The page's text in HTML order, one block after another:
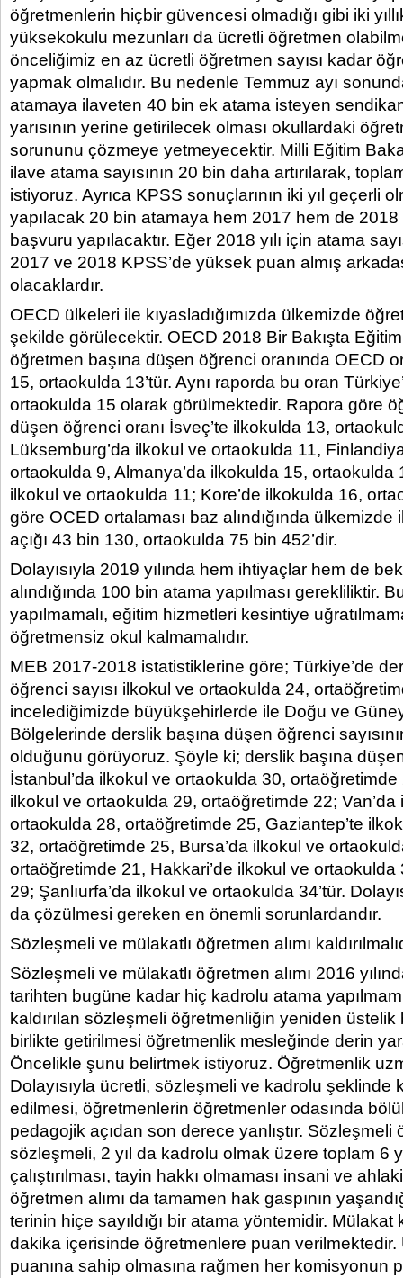
öğretmenlerin hiçbir güvencesi olmadığı gibi iki
yüksekokulu mezunları da ücretli öğretmen
önceliğimiz en az ücretli öğretmen sayısı kadar
yapmak olmalıdır. Bu nedenle Temmuz ayı
atamaya ilaveten 40 bin ek atama isteyen
yarısının yerine getirilecek olması okullardaki
sorununu çözmeye yetmeyecektir. Milli Eğitim
ilave atama sayısının 20 bin daha artırılarak,
istiyoruz. Ayrıca KPSS sonuçlarının iki yıl geçerli
yapılacak 20 bin atamaya hem 2017 hem de 2018
başvuru yapılacaktır. Eğer 2018 yılı için atama
2017 ve 2018 KPSS’de yüksek puan almış
olacaklardır.
OECD ülkeleri ile kıyasladığımızda ülkemizde
şekilde görülecektir. OECD 2018 Bir Bakışta
öğretmen başına düşen öğrenci oranında OECD
15, ortaokulda 13’tür. Aynı raporda bu oran
ortaokulda 15 olarak görülmektedir. Rapora göre
düşen öğrenci oranı İsveç’te ilkokulda 13,
Lüksemburg’da ilkokul ve ortaokulda 11,
ortaokulda 9, Almanya’da ilkokulda 15, ortaokulda
ilkokul ve ortaokulda 11; Kore’de ilkokulda 16,
göre OCED ortalaması baz alındığında
açığı 43 bin 130, ortaokulda 75 bin 452’dir.
Dolayısıyla 2019 yılında hem ihtiyaçlar hem de
alındığında 100 bin atama yapılması gerekliliktir.
yapılmamalı, eğitim hizmetleri kesintiye
öğretmensiz okul kalmamalıdır.
MEB 2017-2018 istatistiklerine göre; Türkiye’de
öğrenci sayısı ilkokul ve ortaokulda 24,
incelediğimizde büyükşehirlerde ile Doğu ve
Bölgelerinde derslik başına düşen öğrenci
olduğunu görüyoruz. Şöyle ki; derslik başına
İstanbul’da ilkokul ve ortaokulda 30, ortaöğretimde
ilkokul ve ortaokulda 29, ortaöğretimde 22; Van’da
ortaokulda 28, ortaöğretimde 25, Gaziantep’te
32, ortaöğretimde 25, Bursa’da ilkokul ve
ortaöğretimde 21, Hakkari’de ilkokul ve
29; Şanlıurfa’da ilkokul ve ortaokulda 34’tür.
da çözülmesi gereken en önemli sorunlardandır.
Sözleşmeli ve mülakatlı öğretmen alımı
Sözleşmeli ve mülakatlı öğretmen alımı 2016
tarihten bugüne kadar hiç kadrolu atama
kaldırılan sözleşmeli öğretmenliğin yeniden
birlikte getirilmesi öğretmenlik mesleğinde derin
Öncelikle şunu belirtmek istiyoruz. Öğretmenlik
Dolayısıyla ücretli, sözleşmeli ve kadrolu şeklinde
edilmesi, öğretmenlerin öğretmenler odasında
pedagojik açıdan son derece yanlıştır. Sözleşmeli
sözleşmeli, 2 yıl da kadrolu olmak üzere toplam 6
çalıştırılması, tayin hakkı olmaması insani ve
öğretmen alımı da tamamen hak gaspının
terinin hiçe sayıldığı bir atama yöntemidir. Mülakat
dakika içerisinde öğretmenlere puan verilmektedir.
puanına sahip olmasına rağmen her komisyonun